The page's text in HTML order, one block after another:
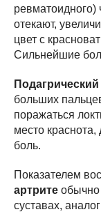
отекают,
цвет с
Сильнейшие
больших
поражаться
место
боль.
Показателем
артрите обычно
суставах,